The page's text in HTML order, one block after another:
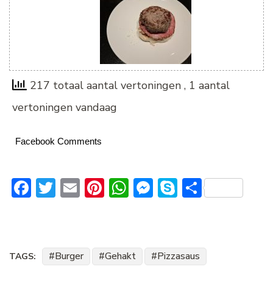
217 totaal aantal vertoningen , 1 aantal
vertoningen vandaag
Facebook Comments
Facebook
Twitter
EmailPinterest
WhatsApp
Messenger
Skype
Delen
TAGS: Burger Gehakt Pizzasaus